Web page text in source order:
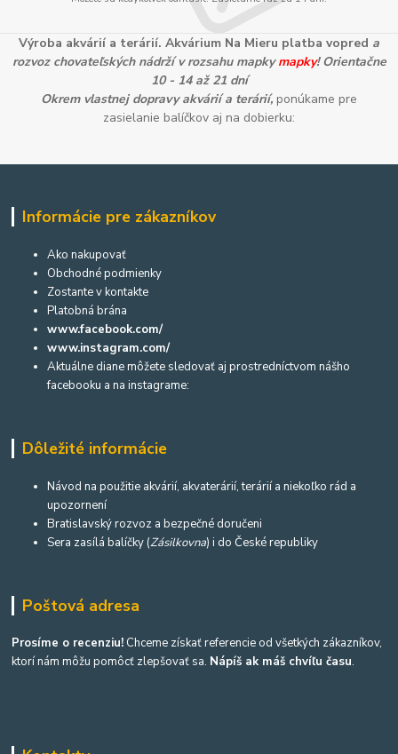
Výroba akvárií a terárií. Akvárium Na Mieru platba vopred a
rozvoz chovateľských nádrží v rozsahu mapkymapky! Orientačne
10 - 14 až 21 dní
Okrem vlastnej dopravy akvárií a terárií, ponúkame pre
zasielanie balíčkov aj na dobierku:
Informácie pre zákazníkov
Ako nakupovať
Obchodné podmienky
Zostante v kontakte
Platobná brána
www.facebook.com/
www.instagram.com/
Aktuálne diane môžete sledovať aj prostredníctvom nášho
facebooku a na instagrame:
Dôležité informácie
Návod na použitie akvárií, akvaterárií, terárií a niekoľko rád a
upozornení
Bratislavský rozvoz a bezpečné doručeni
Sera zasílá balíčky (Zásilkovna) i do České republiky
Poštová adresa
Prosíme o recenziu! Chceme získať referencie od všetkých zákazníkov,
ktorí nám môžu pomôcť zlepšovať sa. Nápíš ak máš chvíľu času.